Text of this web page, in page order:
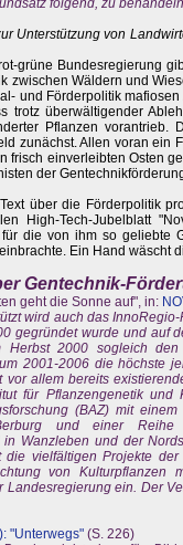
Unterstützung von
grüne Bundesregierung
zwischen Wäldern und
und Förderpolitik
trotz überwältigender
Pflanzen
zunächst. Allen voran ein
frisch einverleibten Osten
der
über die Förderpolitik
High-Tech-Jubelblatt
die von ihm so geliebte
Ein Hand wäscht
Gentechnik-
geht die Sonne auf", in:
wird auch das
gegründet wurde und auf
Herbst 2000 sogleich
2001-2006 die höchste
vor allem bereits
für Pflanzengenetik
(BAZ) mit
und einer Reihe
in Wanzleben und der
die vielfältigen Projekte
von
Landesregierung ein. Der
"Unterwegs" (S. 226)